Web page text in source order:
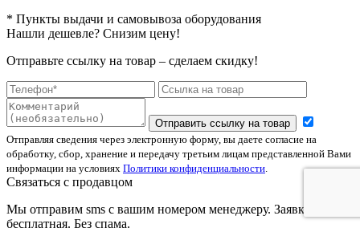
* Пункты выдачи и самовывоза оборудования
Нашли дешевле? Снизим цену!
Отправьте ссылку на товар – сделаем скидку!
Отправить ссылку на товар
Отправляя сведения через электронную форму, вы даете согласие на
обработку, сбор, хранение и передачу третьим лицам представленной Вами
информации на условиях Политики конфиденциальности.
Связаться с продавцом
Мы отправим sms с вашим номером менеджеру. Заявка
бесплатная. Без спама.